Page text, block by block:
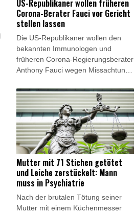
Verkehr gesperrt.
US-Republikaner wollen früheren
Corona-Berater Fauci vor Gericht
stellen lassen
Die US-Republikaner wollen den
bekannten Immunologen und
früheren Corona-Regierungsberater
Anthony Fauci wegen Missachtung
lassen. Ein Ausschuss des von den
Republikanern von US-Präsident
Donald Trump kontrollierten Senats
stimmte am Donnerstag für ein
entsprechendes Vorgehen.
Mutter mit 71 Stichen getötet
und Leiche zerstückelt: Mann
muss in Psychiatrie
Nach der brutalen Tötung seiner
Mutter mit einem Küchenmesser